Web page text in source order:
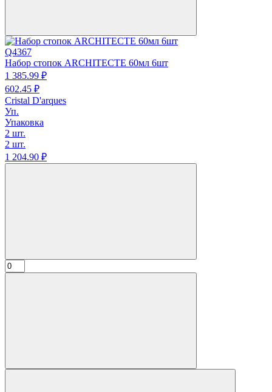
Q4367
Набор стопок ARCHITECTE 60мл 6шт
1 385.99 ₽
602.45 ₽
Cristal D'arques
Уп.
Упаковка
2 шт.
2 шт.
1 204.90 ₽